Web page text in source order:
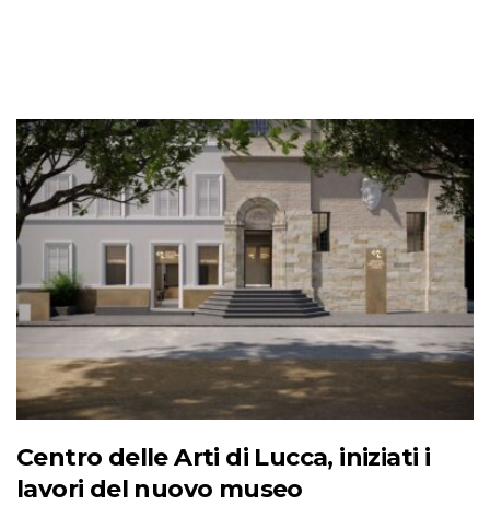
Centro delle Arti di Lucca, iniziati i
lavori del nuovo museo